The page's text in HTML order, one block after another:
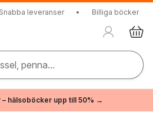
Snabba leveranser • Billiga böcker
penna...
– hälsoböcker upp till 50% →